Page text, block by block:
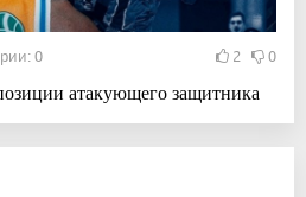
0 2 0
атакующего защитника